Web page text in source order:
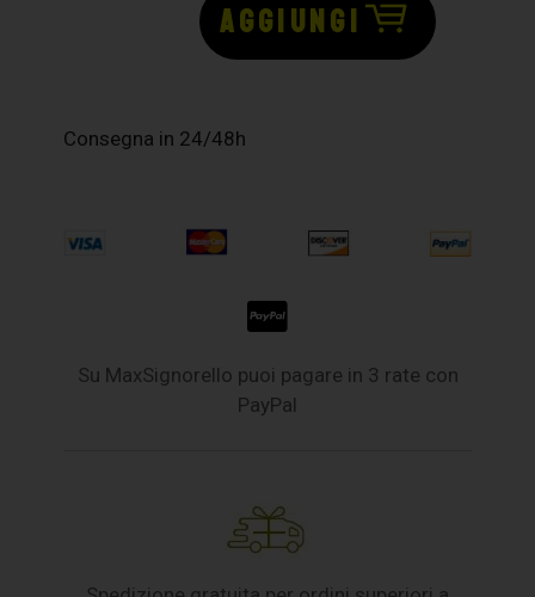
AGGIUNGI
Consegna in 24/48h
Su MaxSignorello puoi pagare in 3 rate con
PayPal